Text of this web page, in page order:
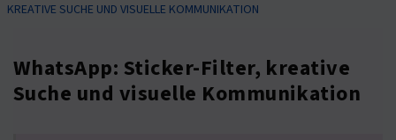
KREATIVE SUCHE UND VISUELLE KOMMUNIKATION
WhatsApp: Sticker-Filter, kreative
Suche und visuelle Kommunikation